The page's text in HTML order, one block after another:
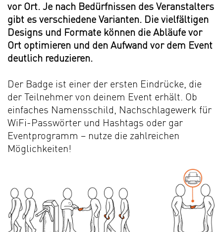
vor Ort. Je nach Bedürfnissen des Veranstalters
gibt es verschiedene Varianten. Die vielfältigen
Designs und Formate können die Abläufe vor
Ort optimieren und den Aufwand vor dem Event
deutlich reduzieren.
Der Badge ist einer der ersten Eindrücke, die
der Teilnehmer von deinem Event erhält. Ob
einfaches Namensschild, Nachschlagewerk für
WiFi-Passwörter und Hashtags oder gar
Eventprogramm – nutze die zahlreichen
Möglichkeiten!